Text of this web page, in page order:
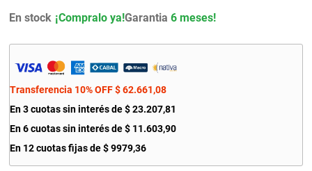
En stock Garantia 6 meses!
Transferencia 10% OFF $ 62.661,08
En 3 cuotas sin interés de $ 23.207,81
En 6 cuotas sin interés de$ 11.603,90
En 12 cuotas fijas de $ 9979,36